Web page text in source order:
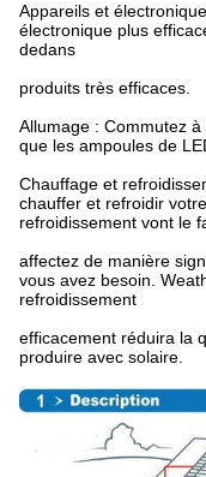
Appareils et
électronique plus
dedans
produits très efficaces.
Allumage : Commutez
que les ampoules de
Chauffage et
chauffer et refroidir
refroidissement vont le
affectez de manière
vous avez besoin.
refroidissement
efficacement réduira la
produire avec solaire.